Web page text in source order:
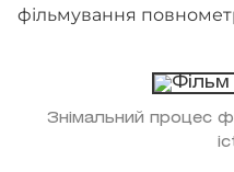
фільмування
Знімальний процес